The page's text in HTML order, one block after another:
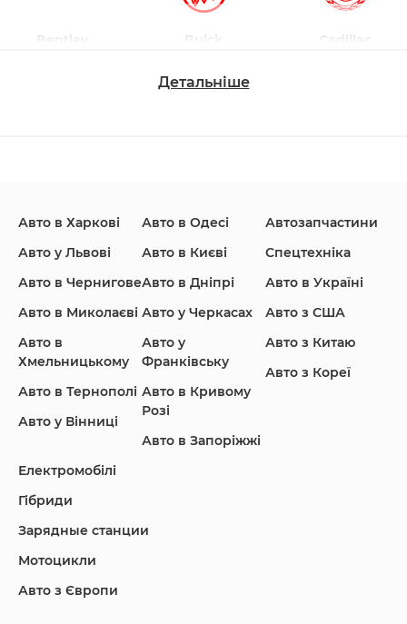
Bentley Buick Cadillac
Honda Hyundai
Infiniti Jaguar Jeep
Land Rover
Детальніше
Авто в Харкові
Авто у Львові
Авто в Чернигове
Авто в Миколаєві
Авто в
Хмельницькому
Авто в Тернополі
Авто у Вінниці
Авто в Одесі
Авто в Києві
Авто в Дніпрі
Авто у Черкасах
Авто у
Франківську
Авто в Кривому
Розі
Авто в Запоріжжі
Автозапчастини
Спецтехніка
Авто в Україні
Авто з США
Авто з Китаю
Авто з Кореї
Електромобілі
Гібриди
Зарядные станции
Мотоцикли
Авто з Європи